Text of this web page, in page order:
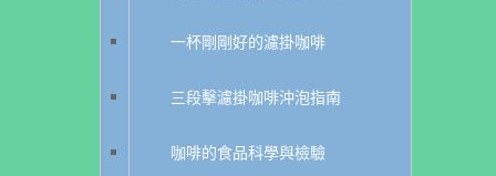
一杯剛剛好的濾掛咖啡
三段擊濾掛咖啡沖泡指南
咖啡的食品科學與檢驗